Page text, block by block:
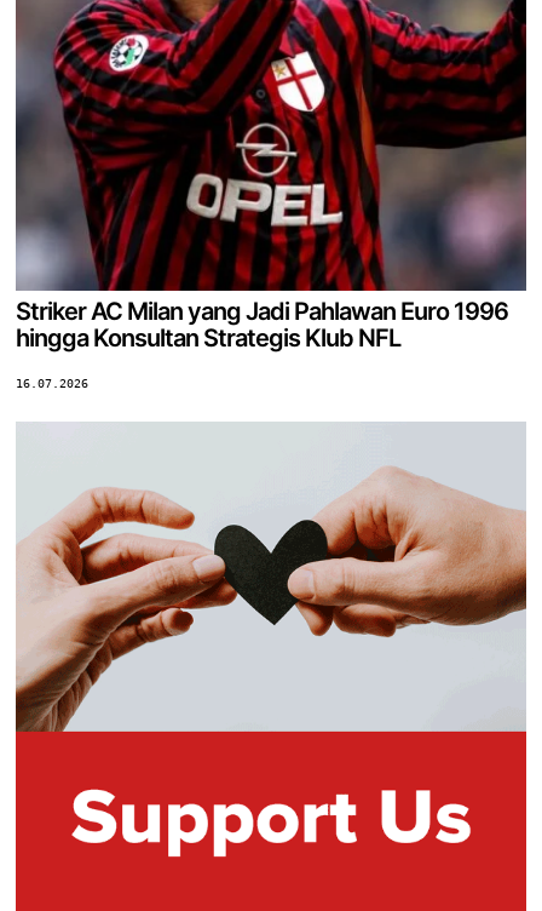
Striker AC Milan yang Jadi Pahlawan Euro 1996
hingga Konsultan Strategis Klub NFL
16.07.2026